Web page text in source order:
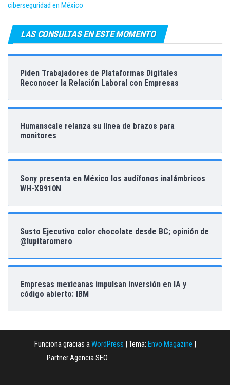
ciberseguridad en México
LAS CONSULTAS EN ESTE MOMENTO
Piden Trabajadores de Plataformas Digitales
Reconocer la Relación Laboral con Empresas
Humanscale relanza su línea de brazos para
monitores
Sony presenta en México los audífonos inalámbricos
WH-XB910N
Susto Ejecutivo color chocolate desde BC; opinión de
@lupitaromero
Empresas mexicanas impulsan inversión en IA y
código abierto: IBM
Funciona gracias aWordPress Tema: Envo Magazine
Partner Agencia SEO